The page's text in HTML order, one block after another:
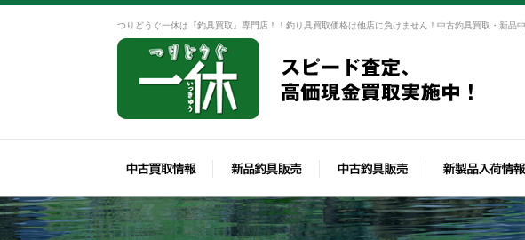
つりどうぐ一休は『釣具買取』専門店！！釣り具買取価格は他店に負けません！中古釣具買取・新品